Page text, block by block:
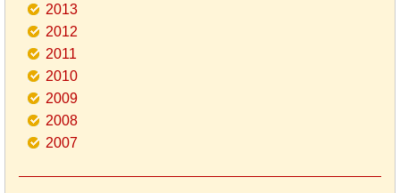
2013
2012
2011
2010
2009
2008
2007